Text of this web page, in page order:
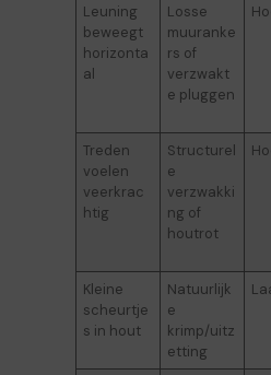
Leuning
beweegt
horizonta
al
Losse
muuranke
rs of
verzwakt
e pluggen
Treden
voelen
veerkrac
htig
Structurel
e
verzwakki
ng of
houtrot
Kleine
scheurtje
s in hout
Natuurlijk
e
krimp/uitz
etting